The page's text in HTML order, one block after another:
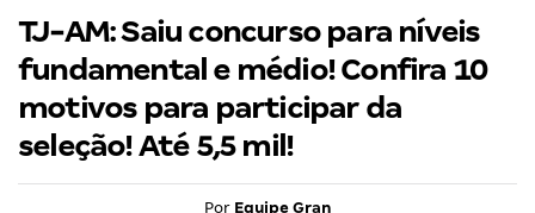
TJ-AM: Saiu concurso para níveis
fundamental e médio! Confira 10
motivos para participar da
seleção! Até 5,5 mil!
Por Equipe Gran